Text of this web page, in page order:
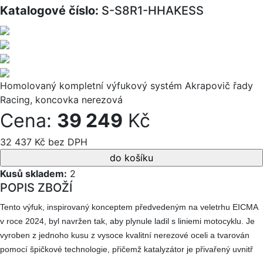
Katalogové číslo: S-S8R1-HHAKESS
Homolovaný kompletní výfukový systém Akrapovič řady
Racing, koncovka nerezová
Cena: 39 249 Kč
32 437 Kč bez DPH
Kusů skladem: 2
POPIS ZBOŽÍ
Tento výfuk, inspirovaný konceptem předvedeným na veletrhu EICMA
v roce 2024, byl navržen tak, aby plynule ladil s liniemi motocyklu. Je
vyroben z jednoho kusu z vysoce kvalitní nerezové oceli a tvarován
pomocí špičkové technologie, přičemž katalyzátor je přivařený uvnitř